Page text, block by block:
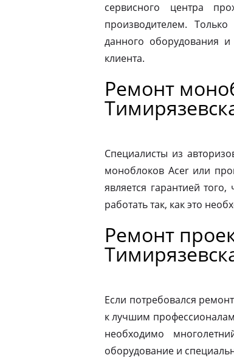
сервисного центра
производителем.
данного оборудования и
клиента.
Ремонт
Специалисты из
моноблоков Acer или
является гарантией
работать так, как это
Ремонт
Если потребовался
к лучшим
необходимо
оборудование и